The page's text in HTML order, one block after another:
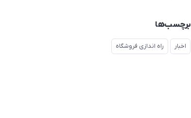
برچسب‌ها
اخبار راه اندازی فروشگاه